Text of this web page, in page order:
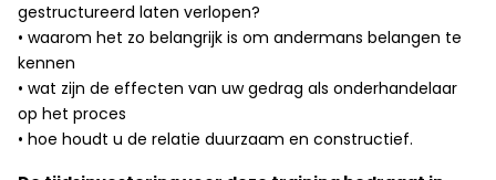
gestructureerd laten verlopen?
• waarom het zo belangrijk is om andermans belangen te
kennen
• wat zijn de effecten van uw gedrag als onderhandelaar
op het proces
• hoe houdt u de relatie duurzaam en constructief.